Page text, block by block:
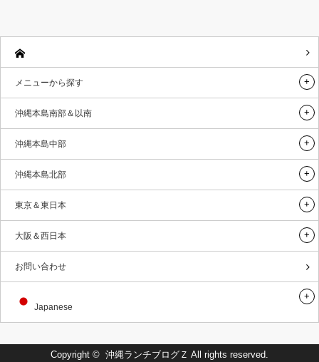
メニューから探す
沖縄本島南部＆以南
沖縄本島中部
沖縄本島北部
東京＆東日本
大阪＆西日本
お問い合わせ
Japanese
Copyright © 沖縄ランチブログＺ All rights reserved.